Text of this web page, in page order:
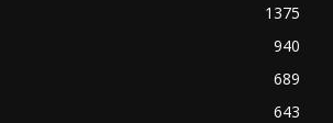
1375
940
689
643